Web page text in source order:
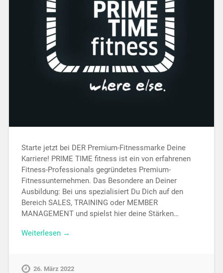
Starte jetzt bei DER Premium-Fitnessmarke Deine
Karriere! PRIME TIME fitness ist ein von erfahrenen
Fitness-Professionals gegründetes Premium-
Fitnessunternehmen. Das Besondere an Deiner
Ausbildung: Bei uns spezialisiert Du Dich auf den
Bereich SALES, TRAINING oder MEMBER
MANAGEMENT und spielst hier deine Stärken…
Weiterlesen →
26. März 2022